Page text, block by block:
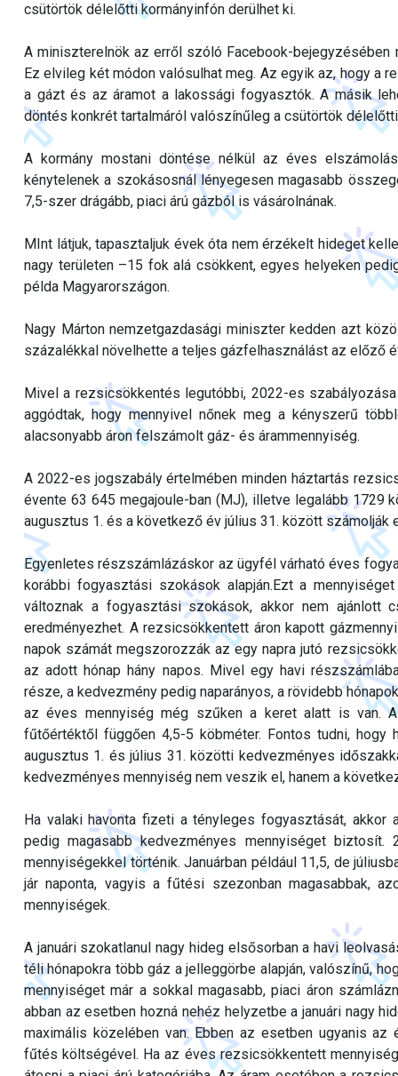
csütörtök délelőtti kormányinfón derülhet ki.
A miniszterelnök az erről szóló Facebook-
Ez elvileg két módon valósulhat meg. Az egyik az, hogy a
a gázt és az áramot a lakossági fogyasztók. A másik
döntés konkrét tartalmáról valószínűleg a csütörtök
A kormány mostani döntése nélkül az éves
kénytelenek a szokásosnál lényegesen magasabb
7,5-szer drágább, piaci árú gázból is vásárolnának.
MInt látjuk, tapasztaljuk évek óta nem érzékelt hideget
nagy területen –15 fok alá csökkent, egyes helyeken
példa Magyarországon.
Nagy Márton nemzetgazdasági miniszter kedden azt
százalékkal növelhette a teljes gázfelhasználást az előző
Mivel a rezsicsökkentés legutóbbi, 2022-es
aggódtak, hogy mennyivel nőnek meg a kényszerű
alacsonyabb áron felszámolt gáz- és árammennyiség.
A 2022-es jogszabály értelmében minden háztartás
évente 63 645 megajoule-ban (MJ), illetve legalább 1729
augusztus 1. és a következő év július 31. között számolják
Egyenletes részszámlázáskor az ügyfél várható éves
korábbi fogyasztási szokások alapján.Ezt a
változnak a fogyasztási szokások, akkor nem ajánlott
eredményezhet. A rezsicsökkentett áron kapott
napok számát megszorozzák az egy napra jutó
az adott hónap hány napos. Mivel egy havi
része, a kedvezmény pedig naparányos, a rövidebb
az éves mennyiség még szűken a keret alatt is van.
fűtőértéktől függően 4,5-5 köbméter. Fontos tudni,
augusztus 1. és július 31. közötti kedvezményes
kedvezményes mennyiség nem veszik el, hanem a
Ha valaki havonta fizeti a tényleges fogyasztását, akkor
pedig magasabb kedvezményes mennyiséget
mennyiségekkel történik. Januárban például 11,5, de
jár naponta, vagyis a fűtési szezonban magasabbak,
mennyiségek.
A januári szokatlanul nagy hideg elsősorban a havi
téli hónapokra több gáz a jelleggörbe alapján, valószínű,
mennyiséget már a sokkal magasabb, piaci áron
abban az esetben hozná nehéz helyzetbe a januári nagy
maximális közelében van. Ebben az esetben ugyanis
fűtés költségével. Ha az éves rezsicsökkentett